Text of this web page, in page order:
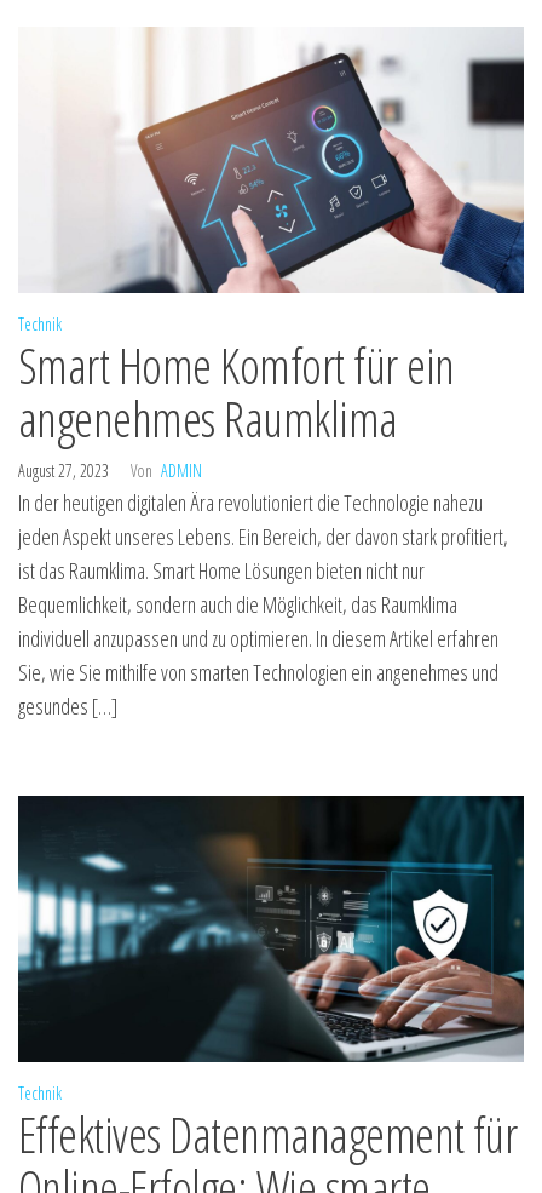
Technik
Smart Home Komfort für ein
angenehmes Raumklima
August 27, 2023 Von ADMIN
In der heutigen digitalen Ära revolutioniert die Technologie nahezu
jeden Aspekt unseres Lebens. Ein Bereich, der davon stark profitiert,
ist das Raumklima. Smart Home Lösungen bieten nicht nur
Bequemlichkeit, sondern auch die Möglichkeit, das Raumklima
individuell anzupassen und zu optimieren. In diesem Artikel erfahren
Sie, wie Sie mithilfe von smarten Technologien ein angenehmes und
gesundes […]
Technik
Effektives Datenmanagement für